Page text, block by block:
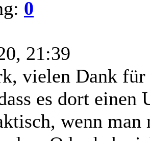
0
21:39
vielen Dank für
es dort einen
wenn